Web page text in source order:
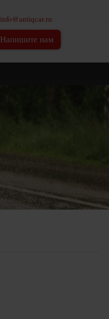
info@antiqcar.ru
Напишите нам